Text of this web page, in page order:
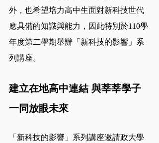
外，也希望培力高中生面對新科技世代
應具備的知識與能力，因此特別於110學
年度第二學期舉辦「新科技的影響」系
列講座。
建立在地高中連結 與莘莘學子
一同放眼未來
「新科技的影響」系列講座邀請政大學